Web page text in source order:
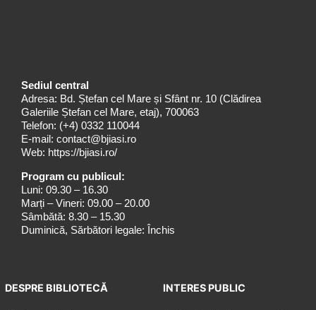
Sediul central
Adresa: Bd. Ștefan cel Mare și Sfânt nr. 10 (Clădirea
Galeriile Ștefan cel Mare, etaj), 700063
Telefon: (+4) 0332 110044
E-mail: contact@bjiasi.ro
Web: https://bjiasi.ro/
Program cu publicul:
Luni: 09.30 – 16.30
Marți – Vineri: 09.00 – 20.00
Sâmbătă: 8.30 – 15.30
Duminică, Sărbători legale: Închis
DESPRE BIBLIOTECĂ INTERES PUBLIC